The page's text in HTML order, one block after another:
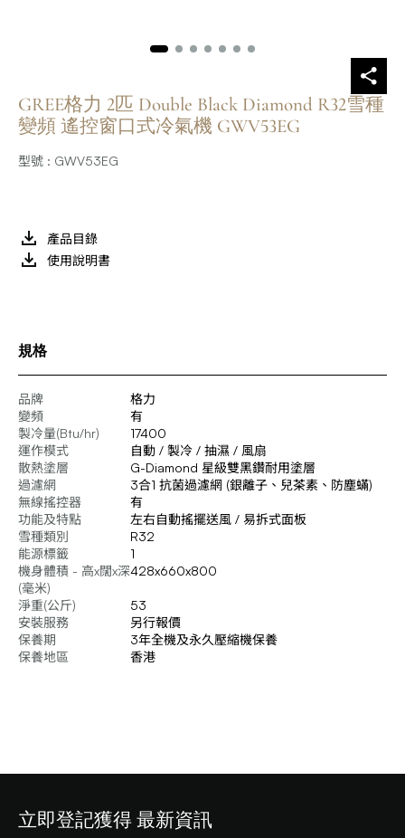
GREE格力 2匹 Double Black Diamond R32雪種
變頻 遙控窗口式冷氣機 GWV53EG
型號 : GWV53EG
產品目錄
使用說明書
規格
品牌
格力
變頻
有
製冷量(Btu/hr)
17400
運作模式
自動 / 製冷 / 抽濕 / 風扇
散熱塗層
G-Diamond 星級雙黑鑽耐用塗層
過濾網
3合1 抗菌過濾網 (銀離子、兒茶素、防塵蟎)
無線搖控器
有
功能及特點
左右自動搖擺送風 / 易拆式面板
雪種類別
R32
能源標籤
1
機身體積 - 高x闊x深
(毫米)
428x660x800
淨重(公斤)
53
安裝服務
另行報價
保養期
3年全機及永久壓縮機保養
保養地區
香港
立即登記獲得 最新資訊